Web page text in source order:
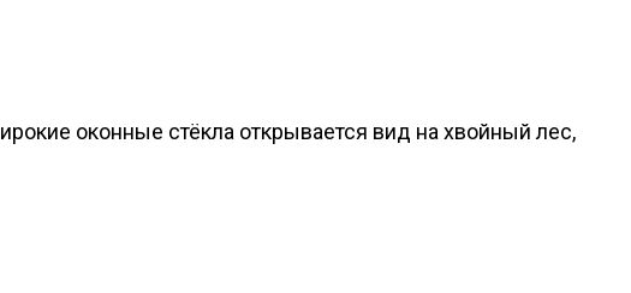
оконные стёкла открывается вид на хвойный лес,